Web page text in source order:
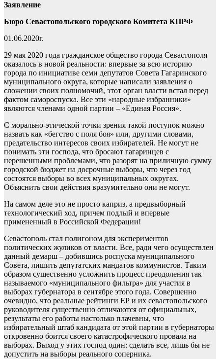
Заявление
Бюро Севастопольского городского Комитета КПРФ
01.06.2020г.
29 мая 2020 года гражданское общество города Севастополя
оказалось в новой реальности: впервые за всю историю
города по инициативе семи депутатов Совета Гагаринского
муниципального округа, которые написали заявления о
сложении своих полномочий, этот орган власти встал перед
фактом самороспуска. Все эти «народные избранники»
являются членами одной партии – «Единая Россия».
С морально-этической точки зрения такой поступок можно
назвать как «бегство с поля боя» или, другими словами,
предательство интересов своих избирателей. Не могут не
понимать эти господа, что бросают гагаринцев с
нерешенными проблемами, что разорят на приличную сумму
городской бюджет на досрочные выборы, что через год
состоятся выборы во всех муниципальных округах.
Объяснить свои действия вразумительно они не могут.
На самом деле это не просто каприз, а предвыборный
технологический ход, причем подлый и впервые
примененный в Российской Федерации!
Севастополь стал полигоном для экспериментов
политических жуликов от власти. Все, ради чего осуществлен
данный демарш – добившись роспуска муниципального
Совета, лишить депутатских мандатов коммунистов. Таким
образом существенно усложнить процесс преодоления так
называемого «муниципального фильтра» для участия в
выборах губернатора в сентябре этого года. Совершенно
очевидно, что реальные рейтинги ЕР и их севастопольского
руководителя существенно отличаются от официальных,
результаты его работы настолько плачевны, что
избирательный штаб кандидата от этой партии в губернаторы
откровенно боится своего катастрофического провала на
выборах. Выход у этих господ один: сделать все, лишь бы не
допустить на выборы реального соперника.